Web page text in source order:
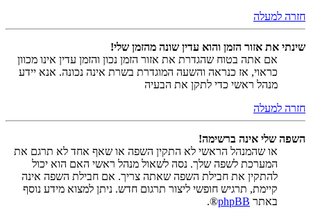
חזרה למעלה
שינתי את אזור הזמן והוא עדין שונה מהזמן שלי!
אם אתה בטוח שהגדרת את אזור הזמן נכון והזמן עדין אינו מכוון
כראוי, אז כנראה והשעה המוגדרת בשרת אינה נכונה. אנא יידע
מנהל ראשי כדי לתקן את הבעיה
חזרה למעלה
השפה שלי אינה ברשימה!
או שהמנהל הראשי לא התקין השפה או שאף אחד לא תרגם את
המערכת לשפה שלך. נסה לשאול מנהל ראשי האם הוא יכול
להתקין את חבילת השפה שאתה צריך. אם חבילת השפה אינה
קיימת, תרגיש חופשי ליצור תרגום חדש. ניתן למצוא מידע נוסף
באתר phpBB
®.